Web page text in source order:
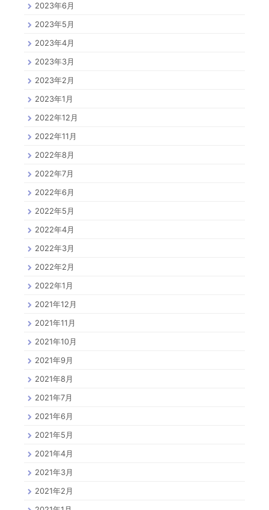
2023年6月
2023年5月
2023年4月
2023年3月
2023年2月
2023年1月
2022年12月
2022年11月
2022年8月
2022年7月
2022年6月
2022年5月
2022年4月
2022年3月
2022年2月
2022年1月
2021年12月
2021年11月
2021年10月
2021年9月
2021年8月
2021年7月
2021年6月
2021年5月
2021年4月
2021年3月
2021年2月